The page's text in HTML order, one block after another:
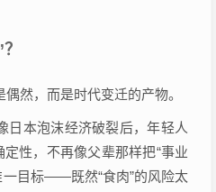
然，而是时代变迁的产物。
日本泡沫经济破裂后，年轻人
性，不再像父辈那样把“事业
一目标——既然“食肉”的风险太